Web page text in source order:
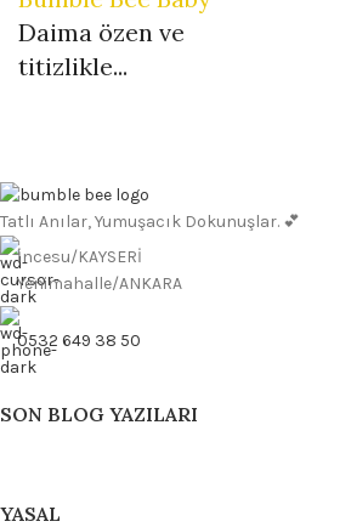
Daima özen ve
titizlikle...
Tatlı Anılar, Yumuşacık Dokunuşlar. 💕
İncesu/KAYSERİ
Yenimahalle/ANKARA
0532 649 38 50
SON BLOG YAZILARI
YASAL